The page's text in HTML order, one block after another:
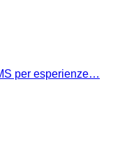
per esperienze…